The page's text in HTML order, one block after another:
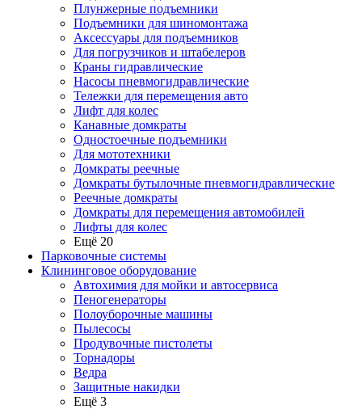
Плунжерные подъемники
Подъемники для шиномонтажа
Аксессуары для подъемников
Для погрузчиков и штабелеров
Краны гидравлические
Насосы пневмогидравлические
Тележки для перемещения авто
Лифт для колес
Канавные домкраты
Одностоечные подъемники
Для мототехники
Домкраты реечные
Домкраты бутылочные пневмогидравлические
Реечные домкраты
Домкраты для перемещения автомобилей
Лифты для колес
Ещё 20
Парковочные системы
Клининговое оборудование
Автохимия для мойки и автосервиса
Пеногенераторы
Полоуборочные машины
Пылесосы
Продувочные пистолеты
Торнадоры
Ведра
Защитные накидки
Ещё 3